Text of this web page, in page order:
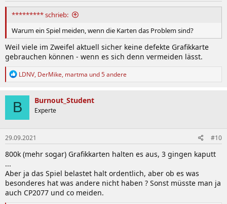
n
:
********* schrieb:
Warum ein Spiel meiden, wenn die Karten das Problem sind?
Weil viele im Zweifel aktuell sicher keine defekte Grafikkarte
gebrauchen können - wenn es sich denn vermeiden lässt.
R
k
t
i
o
n
e
n
:
LDNV, DerMike, martma und 5 andere
B Burnout_Student
Experte
29.09.2021 #10
800k (mehr sogar) Grafikkarten halten es aus, 3 gingen kaputt
...
Aber ja das Spiel belastet halt ordentlich, aber ob es was
besonderes hat was andere nicht haben ? Sonst müsste man ja
auch CP2077 und co meiden.